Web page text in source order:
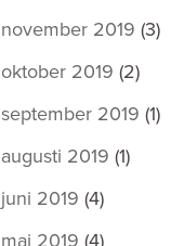
november 2019 (3)
oktober 2019 (2)
september 2019 (1)
augusti 2019 (1)
juni 2019 (4)
maj 2019 (4)